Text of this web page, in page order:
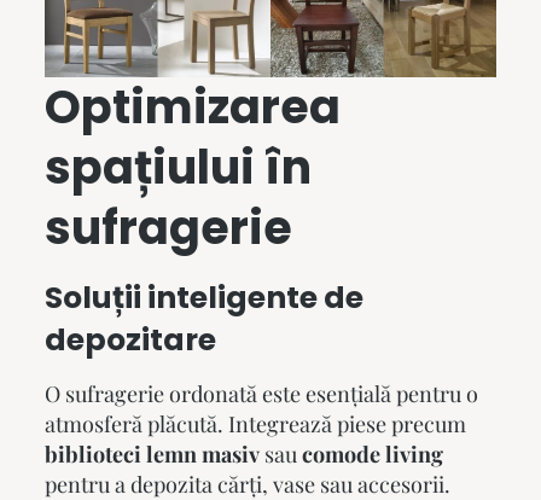
Optimizarea
spațiului în
sufragerie
Soluții inteligente de
depozitare
O sufragerie ordonată este esențială pentru o
atmosferă plăcută. Integrează piese precum
biblioteci lemn masivsau comode living
pentru a depozita cărți, vase sau accesorii.